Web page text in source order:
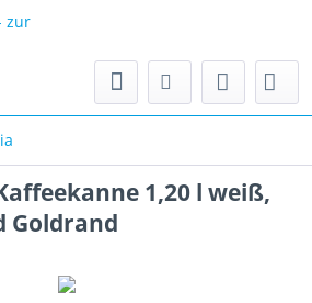
1,20 l weiß,
Goldrand